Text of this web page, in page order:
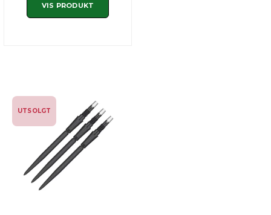
VIS PRODUKT
UTSOLGT